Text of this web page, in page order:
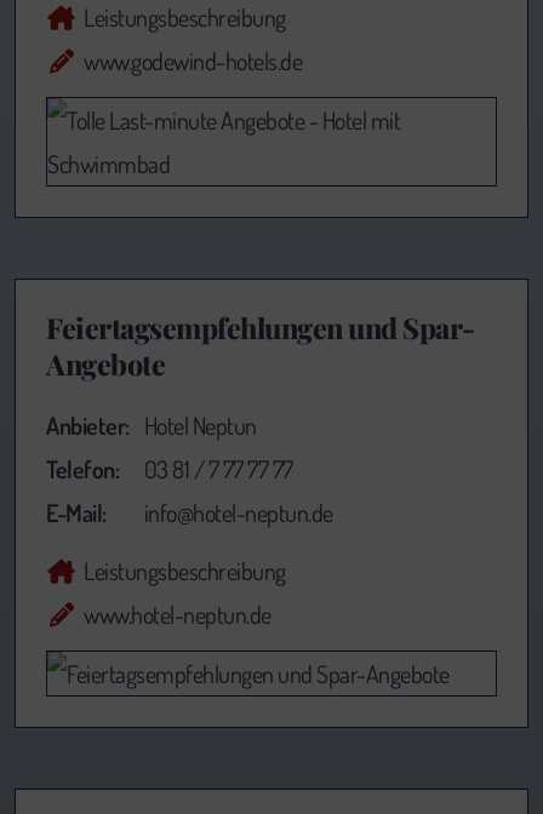
Leistungsbeschreibung
www.godewind-hotels.de
Feiertagsempfehlungen und Spar-
Angebote
Anbieter: Hotel Neptun
Telefon:
03 81 / 7 77 77 77
E-Mail:
info@hotel-neptun.de
Leistungsbeschreibung
www.hotel-neptun.de